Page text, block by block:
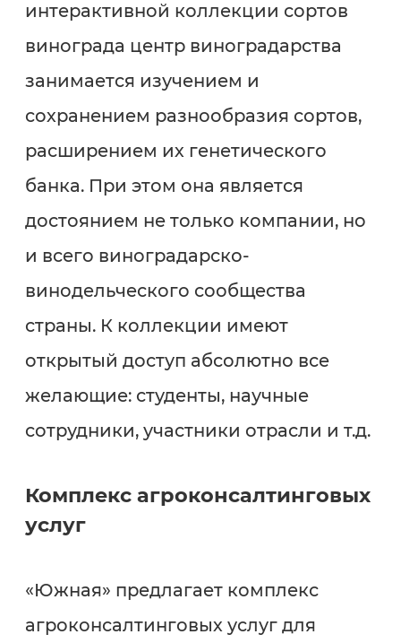
интерактивной коллекции сортов
винограда центр виноградарства
занимается изучением и
сохранением разнообразия сортов,
расширением их генетического
банка. При этом она является
достоянием не только компании, но
и всего виноградарско-
винодельческого сообщества
страны. К коллекции имеют
открытый доступ абсолютно все
желающие: студенты, научные
сотрудники, участники отрасли и т.д.
Комплекс агроконсалтинговых
услуг
«Южная» предлагает комплекс
агроконсалтинговых услуг для